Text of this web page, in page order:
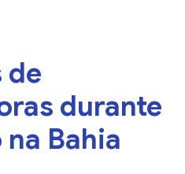
de
durante
Bahia